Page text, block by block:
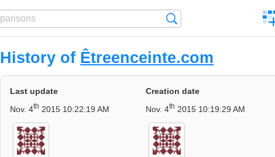
a
History of Êtreenceinte.com
Last update
Nov. 4th 2015 10:22:19 AM
Creation date
Nov. 4th 2015 10:19:29 AM